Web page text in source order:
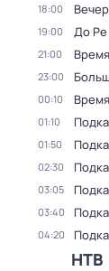
18:00
19:00 До Ре
21:00 Время
23:00
00:10
01:10
01:50
02:30
03:05
03:40
04:20
НТВ